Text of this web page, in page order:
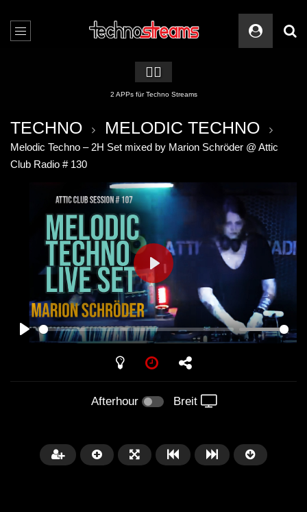
🏳️‍🌈
2 APPs für Techno Streams
TECHNO MELODIC TECHNO
Melodic Techno – 2H Set mixed by Marion Schröder @ Attic
Club Radio # 130
PLAY
PLAY
Afterhour Breit